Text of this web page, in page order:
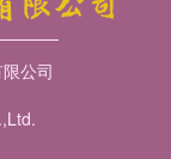
公司